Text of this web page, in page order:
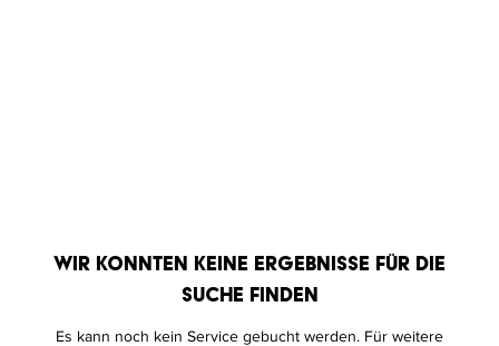
Wir konnten keine Ergebnisse für die
Suche finden
Es kann noch kein Service gebucht werden. Für weitere